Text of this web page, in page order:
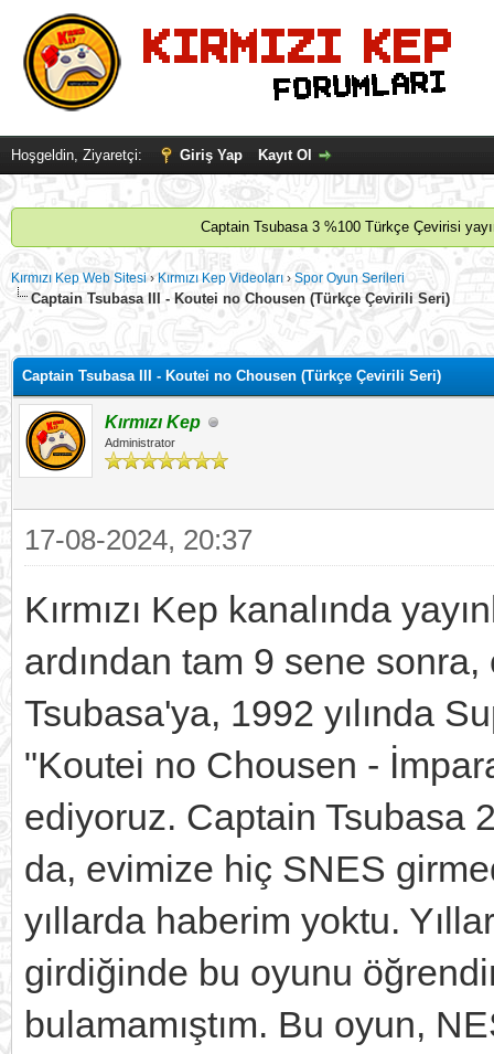
Hoşgeldin, Ziyaretçi: Giriş Yap Kayıt Ol
Captain Tsubasa 3 %100 Türkçe Çevirisi
Kırmızı Kep Web Sitesi›Kırmızı Kep Videoları › Spor Oyun Serileri
Captain Tsubasa III - Koutei no Chousen (Türkçe Çevirili Seri)
- 0 oy
Captain Tsubasa III - Koutei no Chousen (Türkçe Çevirili Seri)
Kırmızı Kep
Administrator
17-08-2024, 20:37
Kırmızı Kep kanalında
ardından tam 9 sene
Tsubasa'ya, 1992 yılında
"Koutei no Chousen -
ediyoruz. Captain Tsubasa
da, evimize hiç SNES
yıllarda haberim yoktu.
girdiğinde bu oyunu
bulamamıştım. Bu oyun,